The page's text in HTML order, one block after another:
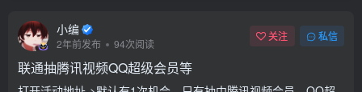
小编
2年前发布 94次阅读
关注 私信
联通抽腾讯视频QQ超级会员等